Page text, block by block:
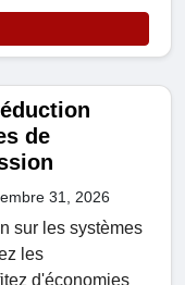
de
31, 2026
sur les systèmes
les
d'économies